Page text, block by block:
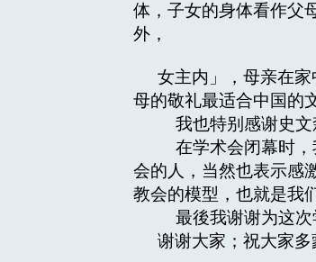
体，子女的身体看作父
外，
女主内」，母亲在
母的敬礼最适合中国的
我也特别感谢史文
在学术会闭幕时，
会的人，当然也表示感
教会的模型，也就是我
最後我谢谢为这次
谢谢大家；祝大家多